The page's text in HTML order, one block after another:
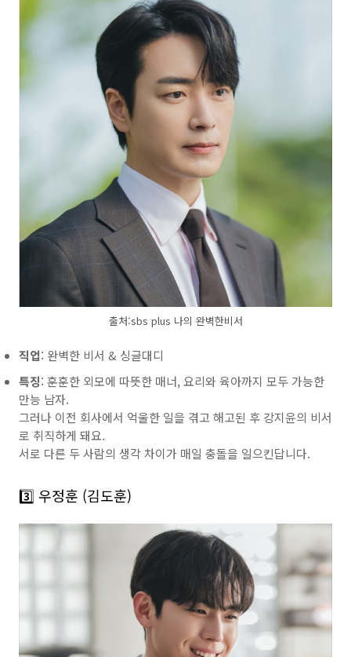
출처:sbs plus 나의 완벽한비서
직업: 완벽한 비서 & 싱글대디
특징: 훈훈한 외모에 따뜻한 매너, 요리와 육아까지 모두 가능한
만능 남자.
그러나 이전 회사에서 억울한 일을 겪고 해고된 후 강지윤의 비서
로 취직하게 돼요.
서로 다른 두 사람의 생각 차이가 매일 충돌을 일으킨답니다.
3️⃣ 우정훈 (김도훈)